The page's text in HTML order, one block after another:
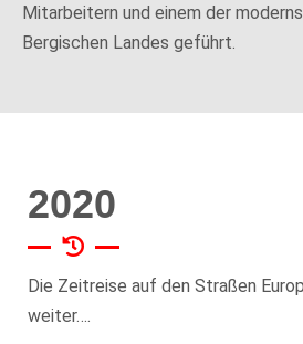
Mitarbeitern und einem der
Bergischen Landes geführt.
2020
Die Zeitreise auf den Straßen
weiter….